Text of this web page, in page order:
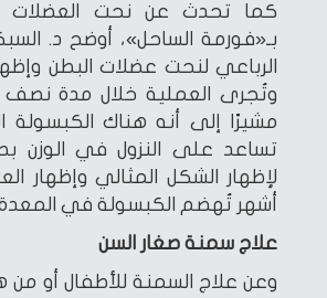
كما تحدث عن نحت
بـ«فورمة الساحل»، أوضح د.
الرباعي لنحت عضلات البطن
وتُجرى العملية خلال مدة
مشيرًا إلى أنه هناك الكبسولة
تساعد على النزول في الوزن
أشهر تُهضم الكبسولة في
علاج سمنة صغار السن
وعن علاج السمنة للأطفال أو